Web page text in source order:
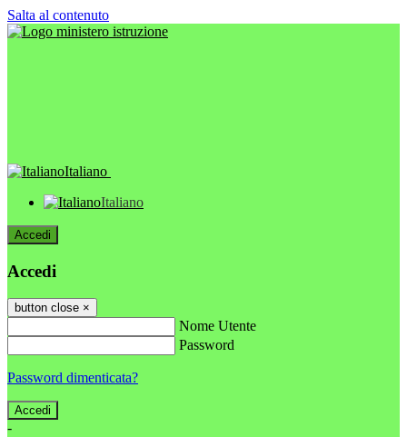
Salta al contenuto
Italiano
Italiano
Accedi
Accedi
button close ×
Nome Utente
Password
Password dimenticata?
-